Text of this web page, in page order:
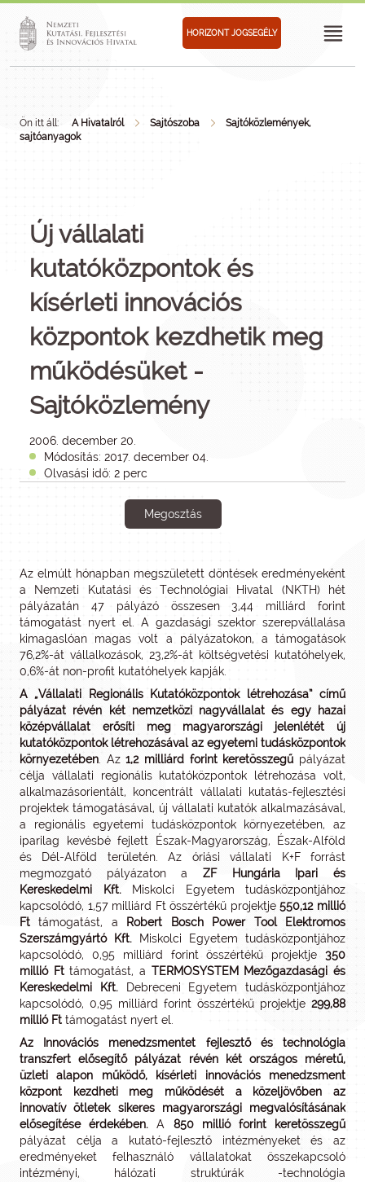
HORIZONT JOGSEGÉLY
Ön itt áll: A Hivatalról Sajtószoba
Sajtóközlemények,
sajtóanyagok
Új vállalati
kutatóközpontok és
kísérleti innovációs
központok kezdhetik meg
működésüket -
Sajtóközlemény
2006. december 20.
Módosítás: 2017. december 04.
Olvasási idő: 2 perc
Megosztás
Az elmúlt hónapban megszületett döntések eredményeként
a Nemzeti Kutatási és Technológiai Hivatal (NKTH) hét
pályázatán 47 pályázó összesen 3,44 milliárd forint
támogatást nyert el. A gazdasági szektor szerepvállalása
kimagaslóan magas volt a pályázatokon, a támogatások
76,2%-át vállalkozások, 23,2%-át költségvetési kutatóhelyek,
0,6%-át non-profit kutatóhelyek kapják.
A „Vállalati Regionális Kutatóközpontok létrehozása” című
pályázat révén két nemzetközi nagyvállalat és egy hazai
középvállalat erősíti meg magyarországi jelenlétét új
kutatóközpontok létrehozásával az egyetemi tudásközpontok
környezetében . Az1,2 milliárd forint keretösszegű pályázat
célja vállalati regionális kutatóközpontok létrehozása volt,
alkalmazásorientált, koncentrált vállalati kutatás-fejlesztési
projektek támogatásával, új vállalati kutatók alkalmazásával,
a regionális egyetemi tudásközpontok környezetében, az
iparilag kevésbé fejlett Észak-Magyarország, Észak-Alföld
és Dél-Alföld területén. Az óriási vállalati K+F forrást
megmozgató pályázaton a ZF Hungária Ipari és
Kereskedelmi Kft.Miskolci Egyetem tudásközpontjához
kapcsolódó, 1,57 milliárd Ft összértékű projektje550,12 millió
Ft támogatást, a
Robert Bosch Power Tool Elektromos
Szerszámgyártó Kft. Miskolci Egyetem tudásközpontjához
kapcsolódó, 0,95 milliárd forint összértékű projektje 350
millió Fttámogatást, a TERMOSYSTEM Mezőgazdasági és
Kereskedelmi Kft.Debreceni Egyetem tudásközpontjához
kapcsolódó, 0,95 milliárd forint összértékű projektje 299,88
millió Ft támogatást nyert el.
Az Innovációs menedzsmentet fejlesztő és technológia
transzfert elősegítő pályázat révén két országos méretű,
üzleti alapon működő, kísérleti innovációs menedzsment
központ kezdheti meg működését a közeljövőben az
innovatív ötletek sikeres magyarországi megvalósításának
elősegítése érdekében. A 850 millió forint keretösszegű
pályázat célja a kutató-fejlesztő intézményeket és az
eredményeket felhasználó vállalatokat összekapcsoló
intézményi, hálózati struktúrák -technológia